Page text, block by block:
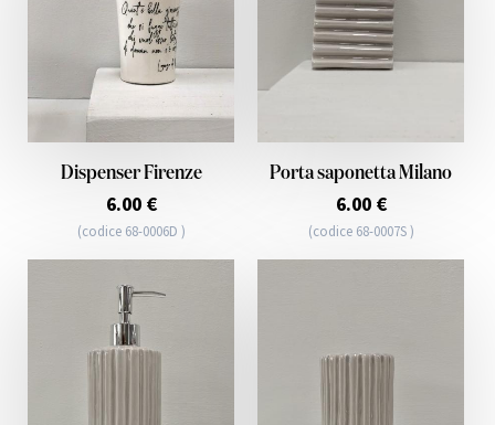
Dispenser Firenze
6.00 €
(codice 68-0006D )
Porta saponetta Milano
6.00 €
(codice 68-0007S )